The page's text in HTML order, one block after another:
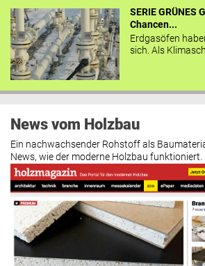
SERIE GRÜNES
Chancen...
Erdgasöfen
sich. Als
News vom Holzbau
Ein nachwachsender Rohstoff als
News, wie der moderne Holzbau funktioniert.